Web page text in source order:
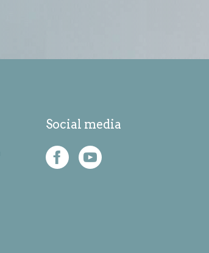
Social media